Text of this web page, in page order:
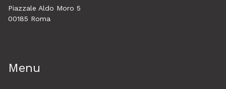
Piazzale Aldo Moro 5
00185 Roma
Menu